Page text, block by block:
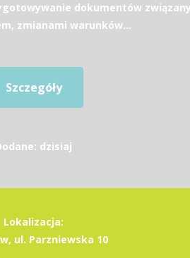
dokumentów
zmianami warunków...
Szczegóły
dzisiaj
Lokalizacja:
ul. Parzniewska 10